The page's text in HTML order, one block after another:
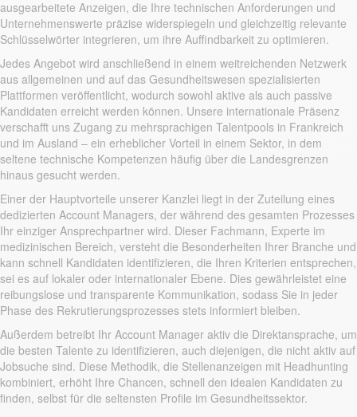
ausgearbeitete Anzeigen, die Ihre technischen Anforderungen und
Unternehmenswerte präzise widerspiegeln und gleichzeitig relevante
Schlüsselwörter integrieren, um ihre Auffindbarkeit zu optimieren.
Jedes Angebot wird anschließend in einem weitreichenden Netzwerk
aus allgemeinen und auf das Gesundheitswesen spezialisierten
Plattformen veröffentlicht, wodurch sowohl aktive als auch passive
Kandidaten erreicht werden können. Unsere internationale Präsenz
verschafft uns Zugang zu mehrsprachigen Talentpools in Frankreich
und im Ausland – ein erheblicher Vorteil in einem Sektor, in dem
seltene technische Kompetenzen häufig über die Landesgrenzen
hinaus gesucht werden.
Einer der Hauptvorteile unserer Kanzlei liegt in der Zuteilung eines
dedizierten Account Managers, der während des gesamten Prozesses
Ihr einziger Ansprechpartner wird. Dieser Fachmann, Experte im
medizinischen Bereich, versteht die Besonderheiten Ihrer Branche und
kann schnell Kandidaten identifizieren, die Ihren Kriterien entsprechen,
sei es auf lokaler oder internationaler Ebene. Dies gewährleistet eine
reibungslose und transparente Kommunikation, sodass Sie in jeder
Phase des Rekrutierungsprozesses stets informiert bleiben.
Außerdem betreibt Ihr Account Manager aktiv die Direktansprache, um
die besten Talente zu identifizieren, auch diejenigen, die nicht aktiv auf
Jobsuche sind. Diese Methodik, die Stellenanzeigen mit Headhunting
kombiniert, erhöht Ihre Chancen, schnell den idealen Kandidaten zu
finden, selbst für die seltensten Profile im Gesundheitssektor.